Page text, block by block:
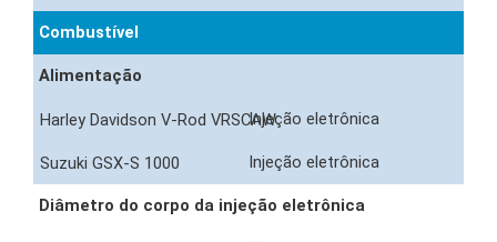
Combustível
Alimentação
Injeção eletrônica
Injeção eletrônica
Diâmetro do corpo da injeção eletrônica